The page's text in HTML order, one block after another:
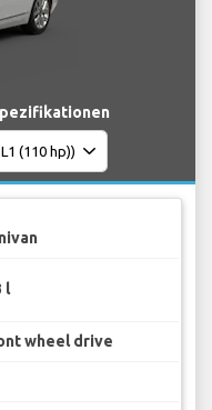
l
wheel drive